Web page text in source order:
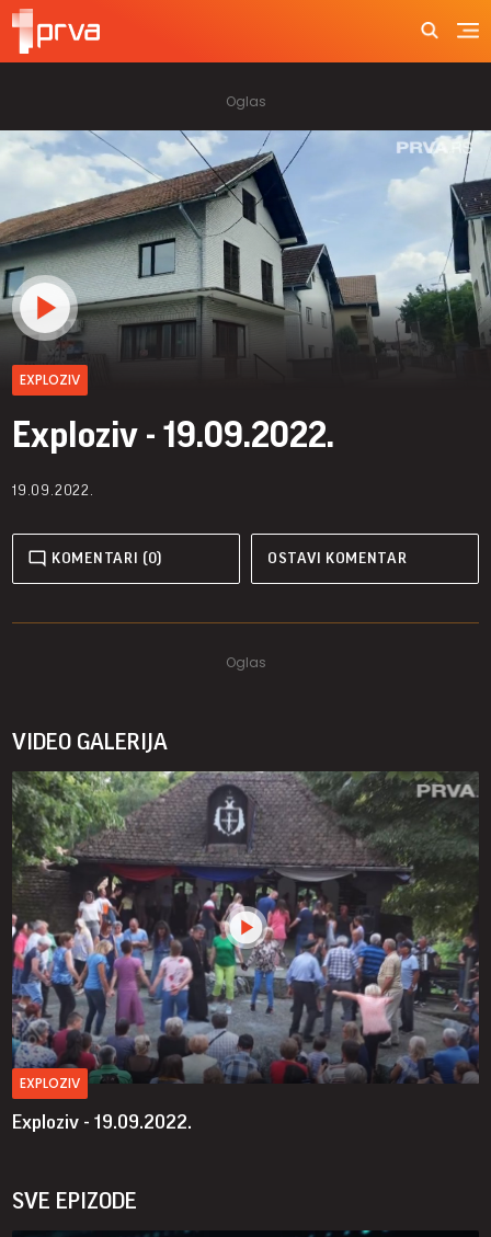
EXPLOZIV
Exploziv - 19.09.2022.
19.09.2022.
KOMENTARI (0) OSTAVI KOMENTAR
VIDEO GALERIJA
EXPLOZIV
Exploziv - 19.09.2022.
SVE EPIZODE